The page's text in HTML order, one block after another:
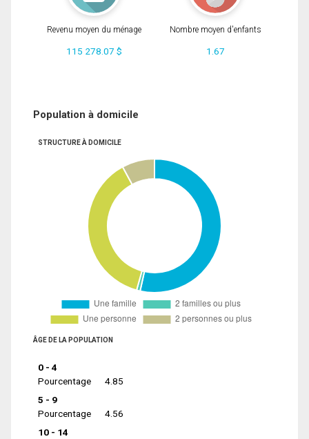
Revenu moyen du ménage
115 278.07 $
Nombre moyen d'enfants
1.67
Population à domicile
STRUCTURE À DOMICILE
ÂGE DE LA POPULATION
0 - 4
Pourcentage
4.85
5 - 9
Pourcentage
4.56
10 - 14